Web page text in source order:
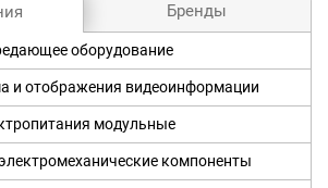
Бренды
оборудование
и отображения видеоинформации
модульные
компоненты